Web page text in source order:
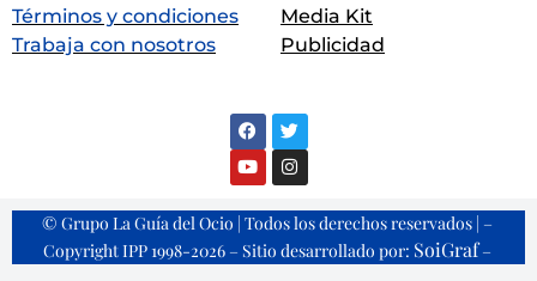
Términos y condiciones
Trabaja con nosotros
Media Kit
Publicidad
© Grupo La Guía del Ocio | Todos los derechos reservados | –
Copyright IPP 1998-2026 – Sitio desarrollado por: SoiGraf–